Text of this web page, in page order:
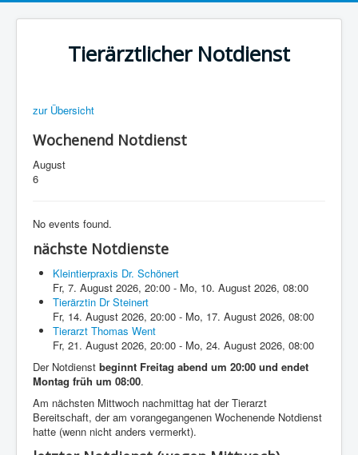
Tierärztlicher Notdienst
zur Übersicht
Wochenend Notdienst
August
6
No events found.
nächste Notdienste
Kleintierpraxis Dr. Schönert
Fr, 7. August 2026, 20:00 - Mo, 10. August 2026, 08:00
Tierärztin Dr Steinert
Fr, 14. August 2026, 20:00 - Mo, 17. August 2026, 08:00
Tierarzt Thomas Went
Fr, 21. August 2026, 20:00 - Mo, 24. August 2026, 08:00
Der Notdienst beginnt Freitag abend um 20:00 und endet
Montag früh um 08:00.
Am nächsten Mittwoch nachmittag hat der Tierarzt
Bereitschaft, der am vorangegangenen Wochenende Notdienst
hatte (wenn nicht anders vermerkt).